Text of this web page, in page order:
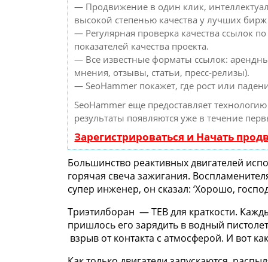
— Продвижение в один клик,
высокой степенью качества у лучших
— Регулярная проверка качества ссылок
показателей качества проекта.
— Все известные форматы ссылок:
мнения, отзывы, статьи, пресс-релизы).
— SeoHammer покажет, где рост или
SeoHammer еще предоставляет
результаты появляются уже в течение
Зарегистрироваться и Начать
Большинство реактивных двигателей
горячая свеча зажигания.
супер инженер, он сказал: ‘Хорошо,
Триэтилборан — TEB для краткости.
пришлось его зарядить в водный
взрыв от контакта с атмосферой. И вот